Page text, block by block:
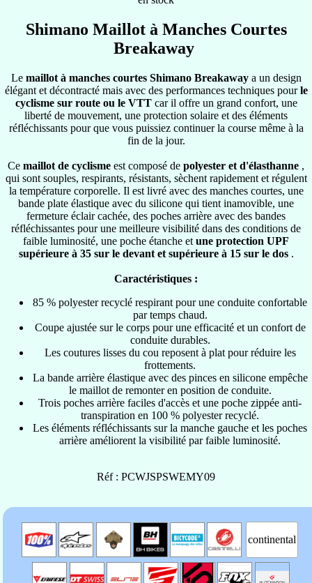
Shimano Maillot à Manches Courtes
Breakaway
Le maillot à manches courtes Shimano Breakawaya un design
élégant et décontracté mais avec des performances techniques pourle
cyclisme sur route ou le VTTcar il offre un grand confort, une
liberté de mouvement, une protection solaire et des éléments
réfléchissants pour que vous puissiez continuer la course même à la
fin de la jour.
Ce maillot de cyclisme est composé de polyester et d'élasthanne ,
qui sont souples, respirants, résistants, sèchent rapidement et régulent
la température corporelle. Il est livré avec des manches courtes, une
bande plate élastique avec du silicone qui tient inamovible, une
fermeture éclair cachée, des poches arrière avec des bandes
réfléchissantes pour une meilleure visibilité dans des conditions de
faible luminosité, une poche étanche et une protection UPF
supérieure à 35 sur le devant et supérieure à 15 sur le dos.
Caractéristiques :
85 % polyester recyclé respirant pour une conduite confortable
par temps chaud.
Coupe ajustée sur le corps pour une efficacité et un confort de
conduite durables.
Les coutures lisses du cou reposent à plat pour réduire les
frottements.
La bande arrière élastique avec des pinces en silicone empêche
le maillot de remonter en position de conduite.
Trois poches arrière faciles d'accès et une poche zippée anti-
transpiration en 100 % polyester recyclé.
Les éléments réfléchissants sur la manche gauche et les poches
arrière améliorent la visibilité par faible luminosité.
Réf : PCWJSPSWEMY09
continental